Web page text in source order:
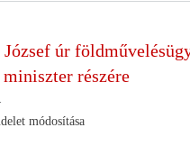
úr
részére
módosítása